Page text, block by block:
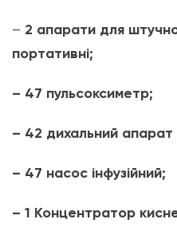
– 2 апарати для
портативні;
– 47 пульсоксиметр;
– 42 дихальний апарат
– 47 насос інфузійний;
– 1 Концентратор